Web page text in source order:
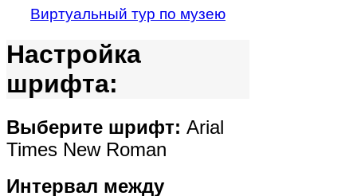
Виртуальный тур по музею
Настройка
шрифта:
Выберите шрифт: Arial
Times New Roman
Интервал между